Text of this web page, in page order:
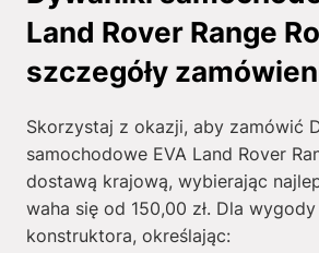
Land Rover Range
szczegóły
Skorzystaj z okazji, aby zamówić
samochodowe EVA Land Rover
dostawą krajową, wybierając
waha się od 150,00 zł. Dla
konstruktora, określając: